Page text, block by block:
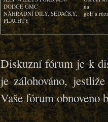
DODGE GMC
NÁHRADNÍ DÍLY, SEDAČKY,
PLACHTY
na
golf a
Diskuzní fórum je k
je zálohováno,
Vaše fórum obnoveno